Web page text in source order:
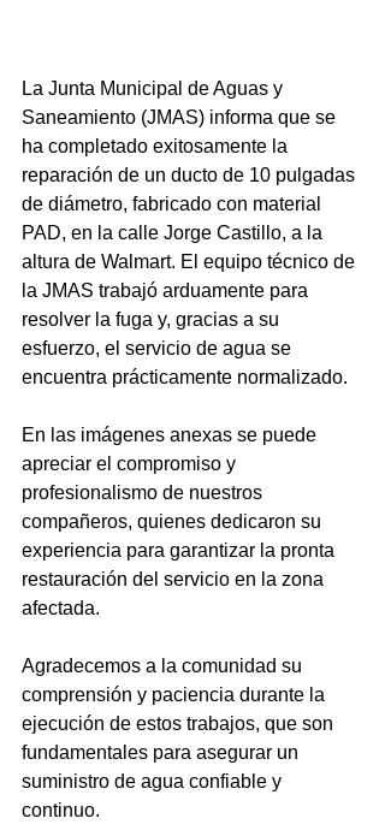
La Junta Municipal de Aguas y
Saneamiento (JMAS) informa que se
ha completado exitosamente la
reparación de un ducto de 10 pulgadas
de diámetro, fabricado con material
PAD, en la calle Jorge Castillo, a la
altura de Walmart. El equipo técnico de
la JMAS trabajó arduamente para
resolver la fuga y, gracias a su
esfuerzo, el servicio de agua se
encuentra prácticamente normalizado.
En las imágenes anexas se puede
apreciar el compromiso y
profesionalismo de nuestros
compañeros, quienes dedicaron su
experiencia para garantizar la pronta
restauración del servicio en la zona
afectada.
Agradecemos a la comunidad su
comprensión y paciencia durante la
ejecución de estos trabajos, que son
fundamentales para asegurar un
suministro de agua confiable y
continuo.